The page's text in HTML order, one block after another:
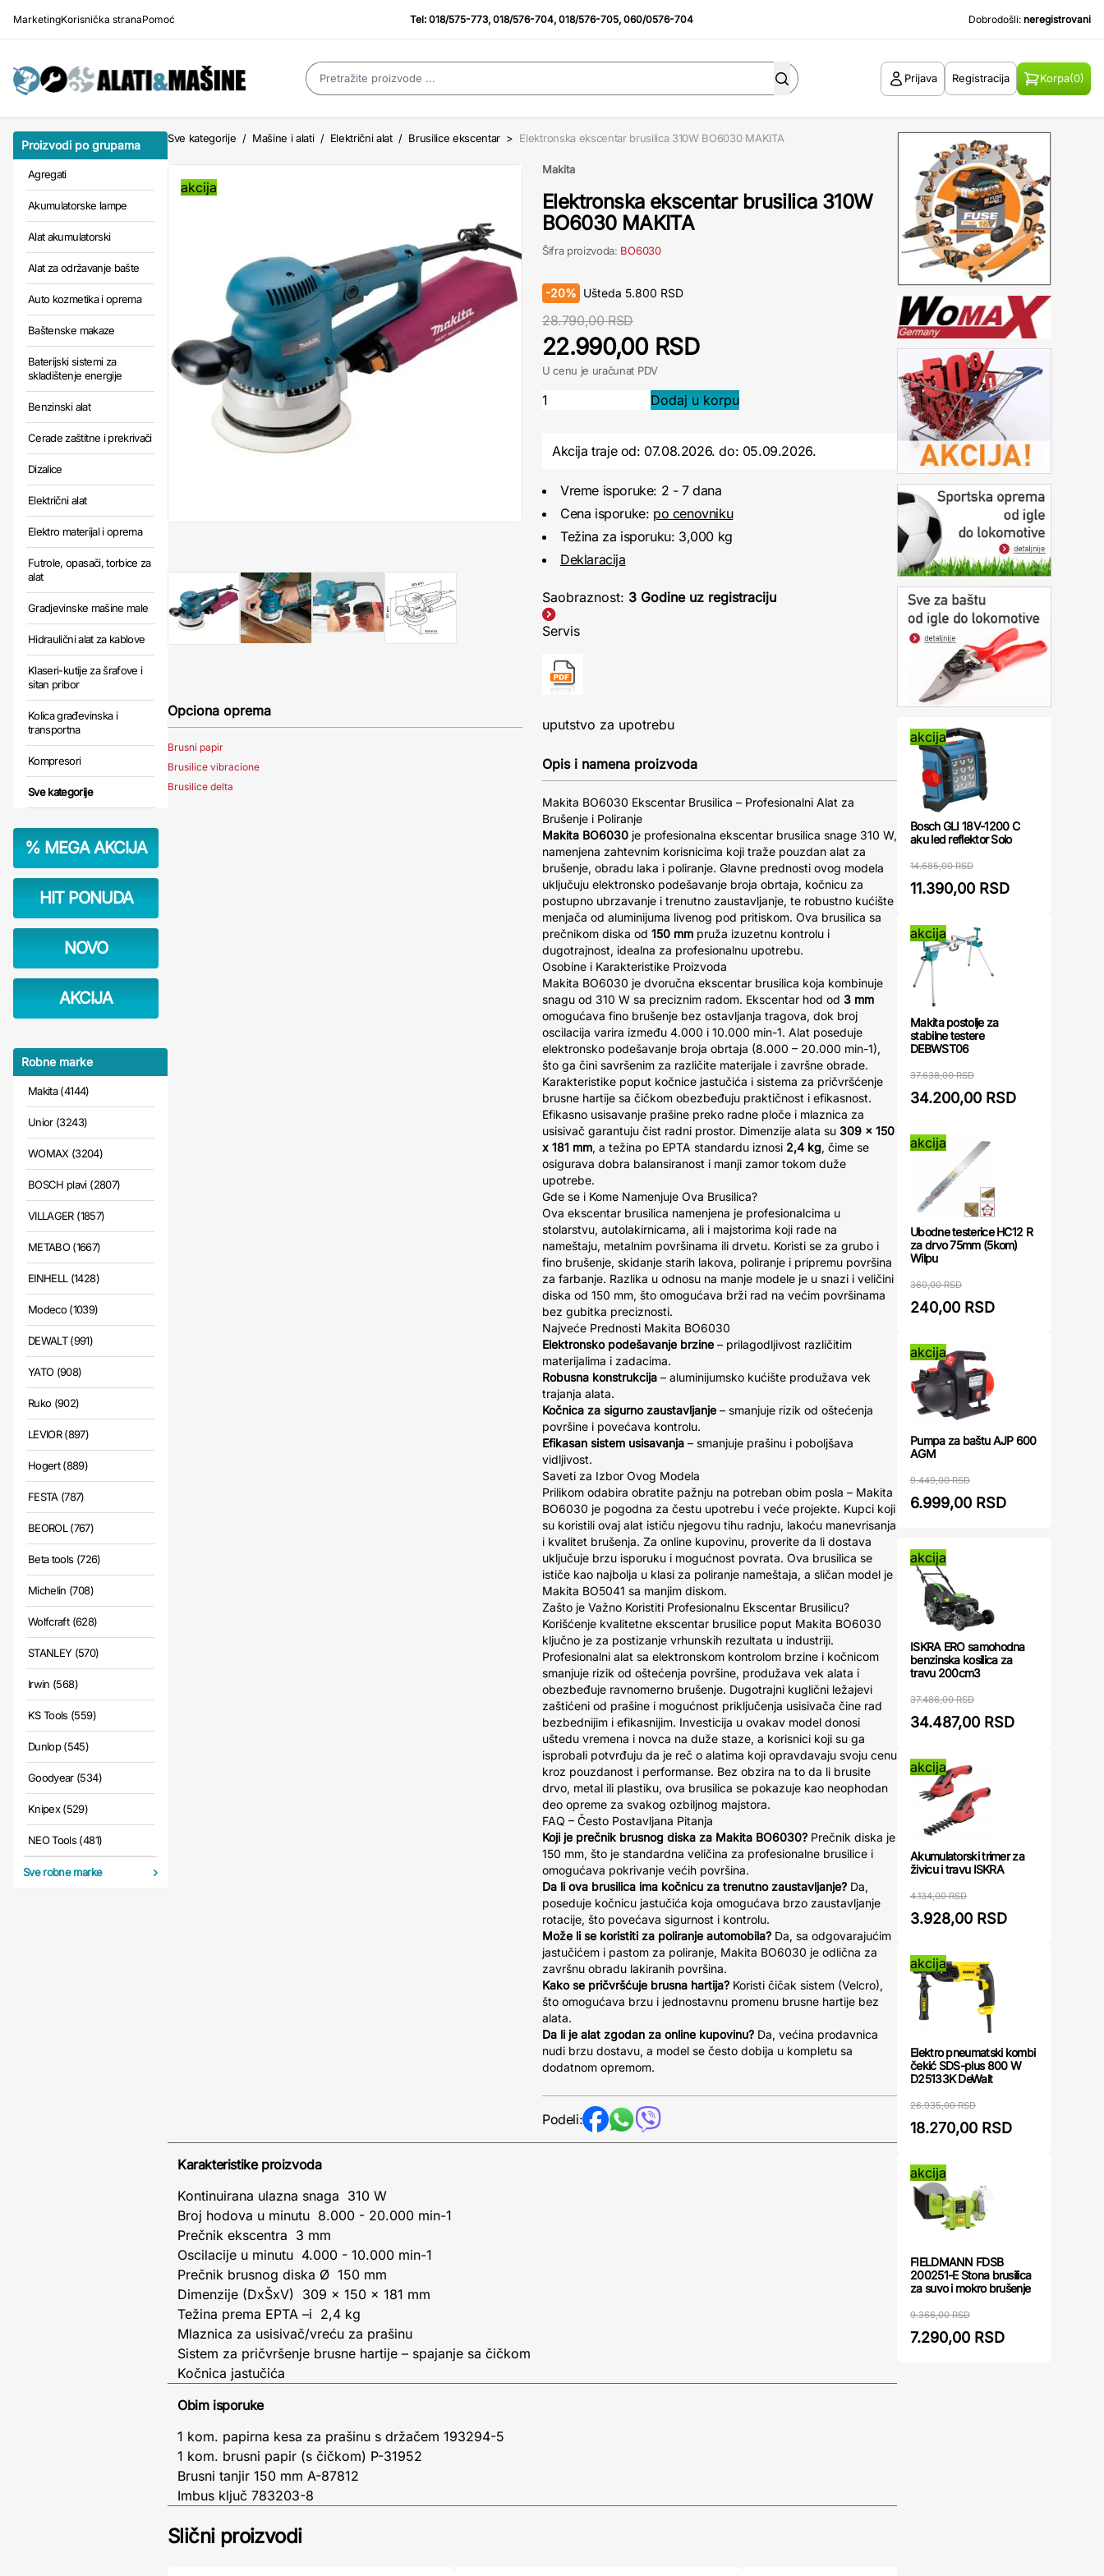
MarketingKorisnička stranaPomoć Tel:018/575-773,018/576-704,018/576-705,060/0576-704 Dobrodošli: neregistrovani
Prijava Registracija Korpa(0)
Proizvodi po grupama
Agregati
Akumulatorske lampe
Alat akumulatorski
Alat za održavanje bašte
Auto kozmetika i oprema
Baštenske makaze
Baterijski sistemi za
skladištenje energije
Benzinski alat
Cerade zaštitne i prekrivači
Dizalice
Električni alat
Elektro materijal i oprema
Futrole, opasači, torbice za
alat
Gradjevinske mašine male
Hidraulični alat za kablove
Klaseri-kutije za šrafove i
sitan pribor
Kolica građevinska i
transportna
Kompresori
Sve kategorije
% MEGA AKCIJA
HIT PONUDA
NOVO
AKCIJA
Robne marke
Makita (4144)
Unior (3243)
WOMAX (3204)
BOSCH plavi (2807)
VILLAGER (1857)
METABO (1667)
EINHELL (1428)
Modeco (1039)
DEWALT (991)
YATO (908)
Ruko (902)
LEVIOR (897)
Hogert (889)
FESTA (787)
BEOROL (767)
Beta tools (726)
Michelin (708)
Wolfcraft (628)
STANLEY (570)
Irwin (568)
KS Tools (559)
Dunlop (545)
Goodyear (534)
Knipex (529)
NEO Tools (481)
Sve robne marke
Sve kategorije / Mašine i alati / Električni alat / Brusilice ekscentar > Elektronska ekscentar brusilica 310W BO6030 MAKITA
akcija
Opciona oprema
Brusni papir
Brusilice vibracione
Brusilice delta
Makita
Elektronska ekscentar brusilica 310W
BO6030 MAKITA
Šifra proizvoda: BO6030
-20% Ušteda 5.800 RSD
28.790,00 RSD
22.990,00 RSD
U cenu je uračunat PDV
Akcija traje od: 07.08.2026.do: 05.09.2026.
Vreme isporuke: 2 - 7 dana
Cena isporuke: po cenovniku
Težina za isporuku: 3,000 kg
Deklaracija
Saobraznost: 3 Godine uz registraciju
Servis
uputstvo za upotrebu
Opis i namena proizvoda
Makita BO6030 Ekscentar Brusilica – Profesionalni Alat za
Brušenje i Poliranje
Makita BO6030 je profesionalna ekscentar brusilica snage 310 W,
namenjena zahtevnim korisnicima koji traže pouzdan alat za
brušenje, obradu laka i poliranje. Glavne prednosti ovog modela
uključuju elektronsko podešavanje broja obrtaja, kočnicu za
postupno ubrzavanje i trenutno zaustavljanje, te robustno kućište
menjača od aluminijuma livenog pod pritiskom. Ova brusilica sa
prečnikom diska od 150 mm pruža izuzetnu kontrolu i
dugotrajnost, idealna za profesionalnu upotrebu.
Osobine i Karakteristike Proizvoda
Makita BO6030 je dvoručna ekscentar brusilica koja kombinuje
snagu od 310 W sa preciznim radom. Ekscentar hod od 3 mm
omogućava fino brušenje bez ostavljanja tragova, dok broj
oscilacija varira između 4.000 i 10.000 min-1. Alat poseduje
elektronsko podešavanje broja obrtaja (8.000 – 20.000 min-1),
što ga čini savršenim za različite materijale i završne obrade.
Karakteristike poput kočnice jastučića i sistema za pričvršćenje
brusne hartije sa čičkom obezbeđuju praktičnost i efikasnost.
Efikasno usisavanje prašine preko radne ploče i mlaznica za
usisivač garantuju čist radni prostor. Dimenzije alata su 309 x 150
x 181 mm, a težina po EPTA standardu iznosi 2,4 kg, čime se
osigurava dobra balansiranost i manji zamor tokom duže
upotrebe.
Gde se i Kome Namenjuje Ova Brusilica?
Ova ekscentar brusilica namenjena je profesionalcima u
stolarstvu, autolakirnicama, ali i majstorima koji rade na
nameštaju, metalnim površinama ili drvetu. Koristi se za grubo i
fino brušenje, skidanje starih lakova, poliranje i pripremu površina
za farbanje. Razlika u odnosu na manje modele je u snazi i veličini
diska od 150 mm, što omogućava brži rad na većim površinama
bez gubitka preciznosti.
Najveće Prednosti Makita BO6030
Elektronsko podešavanje brzine – prilagodljivost različitim
materijalima i zadacima.
Robusna konstrukcija – aluminijumsko kućište produžava vek
trajanja alata.
Kočnica za sigurno zaustavljanje – smanjuje rizik od oštećenja
površine i povećava kontrolu.
Efikasan sistem usisavanja – smanjuje prašinu i poboljšava
vidljivost.
Saveti za Izbor Ovog Modela
Prilikom odabira obratite pažnju na potreban obim posla – Makita
BO6030 je pogodna za čestu upotrebu i veće projekte. Kupci koji
su koristili ovaj alat ističu njegovu tihu radnju, lakoću manevrisanja
i kvalitet brušenja. Za online kupovinu, proverite da li dostava
uključuje brzu isporuku i mogućnost povrata. Ova brusilica se
ističe kao najbolja u klasi za poliranje nameštaja, a sličan model je
Makita BO5041 sa manjim diskom.
Zašto je Važno Koristiti Profesionalnu Ekscentar Brusilicu?
Korišćenje kvalitetne ekscentar brusilice poput Makita BO6030
ključno je za postizanje vrhunskih rezultata u industriji.
Profesionalni alat sa elektronskom kontrolom brzine i kočnicom
smanjuje rizik od oštećenja površine, produžava vek alata i
obezbeđuje ravnomerno brušenje. Dugotrajni kuglični ležajevi
zaštićeni od prašine i mogućnost priključenja usisivača čine rad
bezbednijim i efikasnijim. Investicija u ovakav model donosi
uštedu vremena i novca na duže staze, a korisnici koji su ga
isprobali potvrđuju da je reč o alatima koji opravdavaju svoju cenu
kroz pouzdanost i performanse. Bez obzira na to da li brusite
drvo, metal ili plastiku, ova brusilica se pokazuje kao neophodan
deo opreme za svakog ozbiljnog majstora.
FAQ – Često Postavljana Pitanja
Koji je prečnik brusnog diska za Makita BO6030? Prečnik diska je
150 mm, što je standardna veličina za profesionalne brusilice i
omogućava pokrivanje većih površina.
Da li ova brusilica ima kočnicu za trenutno zaustavljanje? Da,
poseduje kočnicu jastučića koja omogućava brzo zaustavljanje
rotacije, što povećava sigurnost i kontrolu.
Može li se koristiti za poliranje automobila? Da, sa odgovarajućim
jastučićem i pastom za poliranje, Makita BO6030 je odlična za
završnu obradu lakiranih površina.
Kako se pričvršćuje brusna hartija? Koristi čičak sistem (Velcro),
što omogućava brzu i jednostavnu promenu brusne hartije bez
alata.
Da li je alat zgodan za online kupovinu? Da, većina prodavnica
nudi brzu dostavu, a model se često dobija u kompletu sa
dodatnom opremom.
Podeli:
Karakteristike proizvoda
Kontinuirana ulazna snaga 310 W
Broj hodova u minutu 8.000 - 20.000 min-1
Prečnik ekscentra 3 mm
Oscilacije u minutu 4.000 - 10.000 min-1
Prečnik brusnog diska Ø 150 mm
Dimenzije (DxŠxV) 309 x 150 x 181 mm
Težina prema EPTA –i 2,4 kg
Mlaznica za usisivač/vreću za prašinu
Sistem za pričvršenje brusne hartije – spajanje sa čičkom
Kočnica jastučića
Obim isporuke
1 kom. papirna kesa za prašinu s držačem 193294-5
1 kom. brusni papir (s čičkom) P-31952
Brusni tanjir 150 mm A-87812
Imbus ključ 783203-8
Slični proizvodi
akcija
Bosch GLI 18V-1200 C
aku led reflektor Solo
14.685,00 RSD
11.390,00 RSD
akcija
Makita postolje za
stabilne testere
DEBWST06
37.638,00 RSD
34.200,00 RSD
akcija
Ubodne testerice HC12 R
za drvo 75mm (5kom)
Wilpu
360,00 RSD
240,00 RSD
akcija
Pumpa za baštu AJP 600
AGM
9.449,00 RSD
6.999,00 RSD
akcija
ISKRA ERO samohodna
benzinska kosilica za
travu 200cm3
37.486,00 RSD
34.487,00 RSD
akcija
Akumulatorski trimer za
živicu i travu ISKRA
4.134,00 RSD
3.928,00 RSD
akcija
Elektro pneumatski kombi
čekić SDS-plus 800 W
D25133K DeWalt
26.935,00 RSD
18.270,00 RSD
akcija
FIELDMANN FDSB
200251-E Stona brusilica
za suvo i mokro brušenje
9.366,00 RSD
7.290,00 RSD